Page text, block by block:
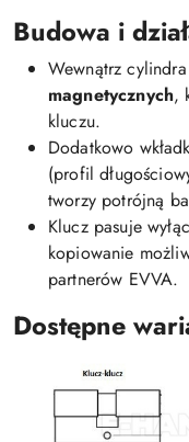
Budowa i
Wewnątrz
magnetycznych,
kluczu.
Dodatkowo
(profil
tworzy potrójną
Klucz pasuje
kopiowanie
partnerów EVVA.
Dostępne